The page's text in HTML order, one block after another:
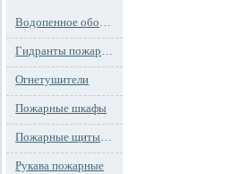
Водопенное оборудование
Гидранты пожарные и подставки
Огнетушители
Пожарные шкафы
Пожарные щиты и стенды
Рукава пожарные